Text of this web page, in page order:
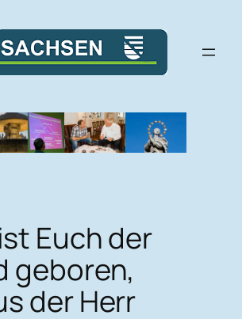
Euch der
geboren,
der Herr